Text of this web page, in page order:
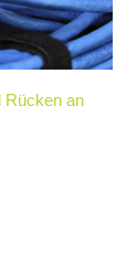
Rücken an